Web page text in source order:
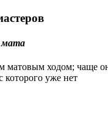
мата
матовым ходом; чаще
которого уже нет